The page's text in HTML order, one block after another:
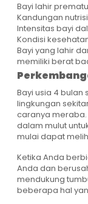
Bayi lahir
Kandungan
Intensitas bayi
Kondisi
Bayi yang lahir
memiliki berat
Bayi usia 4
lingkungan
caranya meraba.
dalam mulut
mulai dapat
Ketika Anda
Anda dan
mendukung
beberapa hal